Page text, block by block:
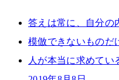
答えは常に、自分の
模倣できないものだ
人が本当に求めてい